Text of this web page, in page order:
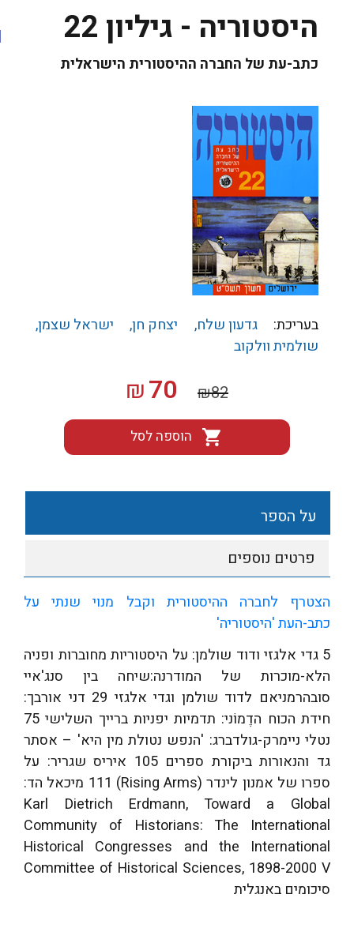
היסטוריה - גיליון 22
כתב-עת של החברה ההיסטורית הישראלית
בעריכת: גדעון שלח יצחק חן
ישראל שצמן
שולמית וולקוב
₪82
המחיר
המקורי
היה:
₪82.
₪70
המחיר
הנוכחי
הוא:
הוספה לסל
על הספר
פרטים נוספים
הצטרף לחברה ההיסטורית וקבל מנוי שנתי על
כתב-העת 'היסטוריה'
5 גדי אלגזי ודוד שולמן: על היסטוריות מחוברות ופניה
הלא-מוכרות של המודרנה:שיחה בין סנג'איי
סובהרמניאם לדוד שולמן וגדי אלגזי 29 דני אורבך:
חידת הכוח הדֶמוֹני: תדמיות יפניות ברייך השלישי 75
נטלי ניימרק-גולדברג: 'הנפש נטולת מין היא' – אסתר
גד והנאורות ביקורת ספרים 105 איריס שגריר: על
ספרו של אמנון לינדר (Rising Arms) 111 מיכאל הד:
Karl Dietrich Erdmann, Toward a Global
Community of Historians: The International
Historical Congresses and the International
Committee of Historical Sciences, 1898-2000 V
סיכומים באנגלית